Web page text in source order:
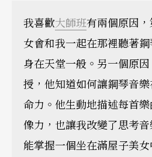
我喜歡大師班有兩個原因
女會和我一起在那裡聽著
身在天堂一般。另一個原
授，他知道如何讓鋼琴音
命力。他生動地描述每首
像力，也讓我改變了思考
能掌握一個坐在滿屋子美